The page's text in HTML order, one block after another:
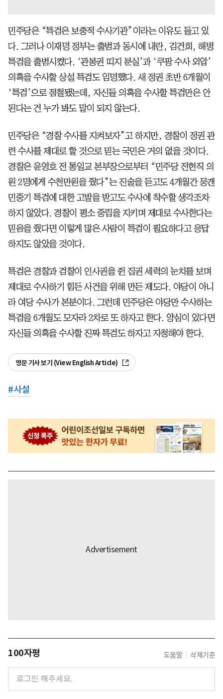
민주당은 “특검은 보충적 수사기관”이라는 이유도 들고 있
다. 그러나 이재명 정부는 출범과 동시에 내란, 김건희, 해병
특검을 출범시켰다. ‘관봉권 띠지 분실’과 ‘쿠팡 수사 외압’
의혹을 수사할 상설 특검도 임명했다. 새 정권 초반 6개월이
‘특검’으로 점철됐는데, 자신들 의혹을 수사할 특검만은 안
된다는 건 누가 봐도 말이 되지 않는다.
민주당은 “경찰 수사를 지켜보자”고 하지만, 경찰이 정권 관
련 수사를 제대로 할 것으로 믿는 국민은 거의 없을 것이다.
경찰은 윤영호 전 통일교 본부장으로부터 “민주당 전현직 의
원 2명에게 수천만원을 줬다”는 진술을 듣고도 4개월간 뭉갠
민중기 특검에 대한 고발을 받고도 수사에 착수할 생각조차
하지 않았다. 경찰이 평소 중립을 지키며 제대로 수사한다는
믿음을 줬다면 이렇게 많은 사람이 특검이 필요하다고 응답
하지도 않았을 것이다.
특검은 경찰과 검찰이 인사권을 쥔 집권 세력의 눈치를 보며
제대로 수사하기 힘든 사건을 위해 만든 제도다. 야당이 아니
라 여당 수사가 본분이다. 그런데 민주당은 야당만 수사하는
특검을 6개월도 모자라 2차로 또 하자고 한다. 양심이 있다면
자신들 의혹을 수사할 진짜 특검도 하자고 자청해야 한다.
영문 기사 보기 (View English Article)
#사설
100자평 도움말 삭제기준